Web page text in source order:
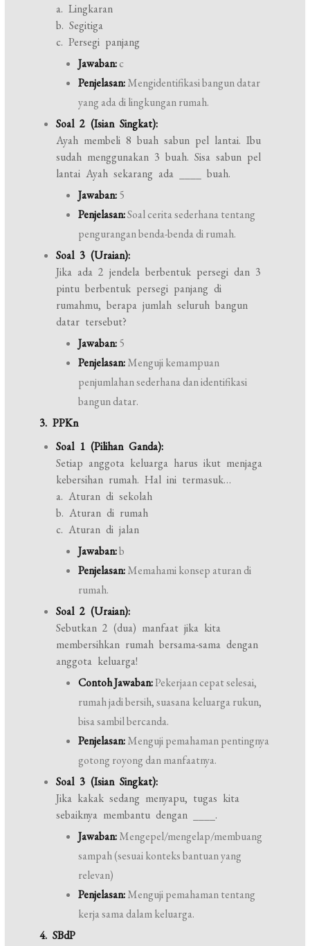
a. Lingkaran
b. Segitiga
c. Persegi panjang
Jawaban:c
Penjelasan:Mengidentifikasi bangun datar
yang ada di lingkungan rumah.
Soal 2 (Isian Singkat):
Ayah membeli 8 buah sabun pel lantai. Ibu
sudah menggunakan 3 buah. Sisa sabun pel
lantai Ayah sekarang ada ____ buah.
Jawaban:5
Penjelasan:Soal cerita sederhana tentang
pengurangan benda-benda di rumah.
Soal 3 (Uraian):
Jika ada 2 jendela berbentuk persegi dan 3
pintu berbentuk persegi panjang di
rumahmu, berapa jumlah seluruh bangun
datar tersebut?
Jawaban:5
Penjelasan:Menguji kemampuan
penjumlahan sederhana dan identifikasi
bangun datar.
3. PPKn
Soal 1 (Pilihan Ganda):
Setiap anggota keluarga harus ikut menjaga
kebersihan rumah. Hal ini termasuk…
a. Aturan di sekolah
b. Aturan di rumah
c. Aturan di jalan
Jawaban:b
Penjelasan:Memahami konsep aturan di
rumah.
Soal 2 (Uraian):
Sebutkan 2 (dua) manfaat jika kita
membersihkan rumah bersama-sama dengan
anggota keluarga!
Contoh Jawaban:Pekerjaan cepat selesai,
rumah jadi bersih, suasana keluarga rukun,
bisa sambil bercanda.
Penjelasan:Menguji pemahaman pentingnya
gotong royong dan manfaatnya.
Soal 3 (Isian Singkat):
Jika kakak sedang menyapu, tugas kita
sebaiknya membantu dengan ____.
Jawaban:Mengepel/mengelap/membuang
sampah (sesuai konteks bantuan yang
relevan)
Penjelasan:Menguji pemahaman tentang
kerja sama dalam keluarga.
4. SBdP